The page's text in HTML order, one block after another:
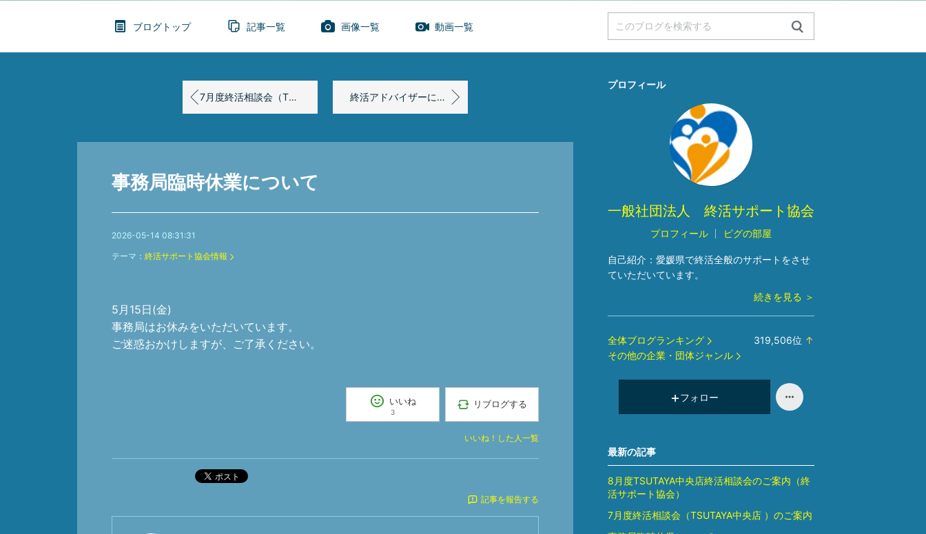
ブログトップ 記事一覧 画像一覧 動画一覧
7月度終活相談会（TSUTAYA中央店 ）のご案内 終活アドバイザーになりませんか?
事務局臨時休業について
2026-05-14 08:31:31
テーマ： 終活サポート協会情報
5月15日(金)
事務局はお休みをいただいています。
ご迷惑おかけしますが、ご了承ください。
いいね
3
リブログする
いいね！した人一覧
ポスト
記事を報告する
プロフィール
一般社団法人 終活サポート協会
プロフィール ピグの部屋
自己紹介： 愛媛県で終活全般のサポートをさせ
ていただいています。
続きを見る ＞
全体ブログランキング 319,506位 ↑
その他の企業・団体ジャンル
フォロー
最新の記事
8月度TSUTAYA中央店終活相談会のご案内（終
活サポート協会）
7月度終活相談会（TSUTAYA中央店 ）のご案内